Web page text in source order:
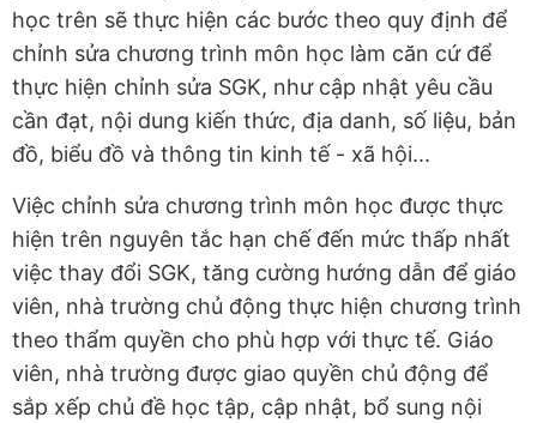
học trên sẽ thực hiện các bước theo quy định để
chỉnh sửa chương trình môn học làm căn cứ để
thực hiện chỉnh sửa SGK, như cập nhật yêu cầu
cần đạt, nội dung kiến thức, địa danh, số liệu, bản
đồ, biểu đồ và thông tin kinh tế - xã hội...
Việc chỉnh sửa chương trình môn học được thực
hiện trên nguyên tắc hạn chế đến mức thấp nhất
việc thay đổi SGK, tăng cường hướng dẫn để giáo
viên, nhà trường chủ động thực hiện chương trình
theo thẩm quyền cho phù hợp với thực tế. Giáo
viên, nhà trường được giao quyền chủ động để
sắp xếp chủ đề học tập, cập nhật, bổ sung nội